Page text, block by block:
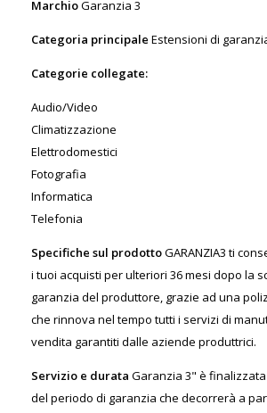
MarchioGaranzia 3
Categoria principale Estensioni di
Categorie collegate:
Audio/Video
Climatizzazione
Elettrodomestici
Fotografia
Informatica
Telefonia
Specifiche sul prodottoGARANZIA3 ti
i tuoi acquisti per ulteriori 36 mesi dopo la
garanzia del produttore, grazie ad una
che rinnova nel tempo tutti i servizi di
vendita garantiti dalle aziende produttrici.
Servizio e durata Garanzia 3" è
del periodo di garanzia che decorrerà a